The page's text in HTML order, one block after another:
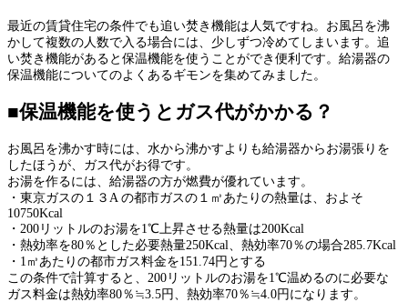
最近の賃貸住宅の条件でも追い焚き機能は人気ですね。お風呂を沸
かして複数の人数で入る場合には、少しずつ冷めてしまいます。追
い焚き機能があると保温機能を使うことができ便利です。給湯器の
保温機能についてのよくあるギモンを集めてみました。
■保温機能を使うとガス代がかかる？
お風呂を沸かす時には、水から沸かすよりも給湯器からお湯張りを
したほうが、ガス代がお得です。
お湯を作るには、給湯器の方が燃費が優れています。
・東京ガスの１３A の都市ガスの１㎥あたりの熱量は、およそ
10750Kcal
・200リットルのお湯を1℃上昇させる熱量は200Kcal
・熱効率を80％とした必要熱量250Kcal、熱効率70％の場合285.7Kcal
・1㎥あたりの都市ガス料金を151.74円とする
この条件で計算すると、200リットルのお湯を1℃温めるのに必要な
ガス料金は熱効率80％≒3.5円、熱効率70％≒4.0円になります。